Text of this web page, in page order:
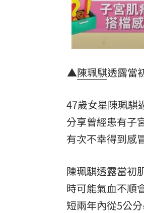
LIVE三立+24小時
三立iNEWS新聞台
台彩父親節推新刮
「拍片人的多重宇
8國球員齊聚高雄
▲陳珮騏透露當
47歲女星陳珮騏
分享曾經患有子
有次不幸得到感
陳珮騏透露當初
時可能氣血不順
短兩年內從5公